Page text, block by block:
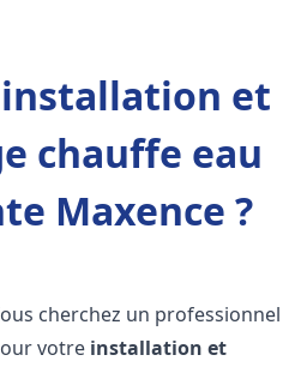
installation et
chauffe eau
Maxence ?
cherchez un professionnel
votre installation et